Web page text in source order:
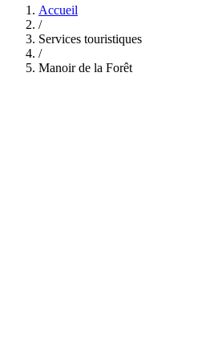
Accueil
/
Services touristiques
/
Manoir de la Forêt